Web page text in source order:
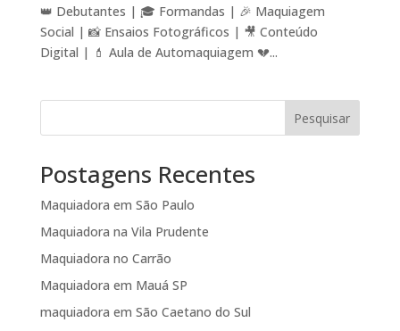
👑 Debutantes | 🎓 Formandas | 🎉 Maquiagem
Social | 📸 Ensaios Fotográficos | 🎥 Conteúdo
Digital | 💄 Aula de Automaquiagem 💔...
Pesquisar
Postagens Recentes
Maquiadora em São Paulo
Maquiadora na Vila Prudente
Maquiadora no Carrão
Maquiadora em Mauá SP
maquiadora em São Caetano do Sul